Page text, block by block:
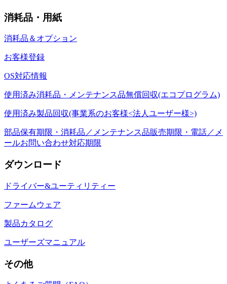
消耗品・用紙
消耗品＆オプション
お客様登録
OS対応情報
使用済み消耗品・メンテナンス品無償回収(エコプログラム)
使用済み製品回収(事業系のお客様<法人ユーザー様>)
部品保有期限・消耗品／メンテナンス品販売期限・電話／メ
ールお問い合わせ対応期限
ダウンロード
ドライバー&ユーティリティー
ファームウェア
製品カタログ
ユーザーズマニュアル
その他